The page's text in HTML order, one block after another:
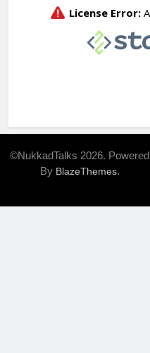
©NukkadTalks 2026. Powered
By BlazeThemes.